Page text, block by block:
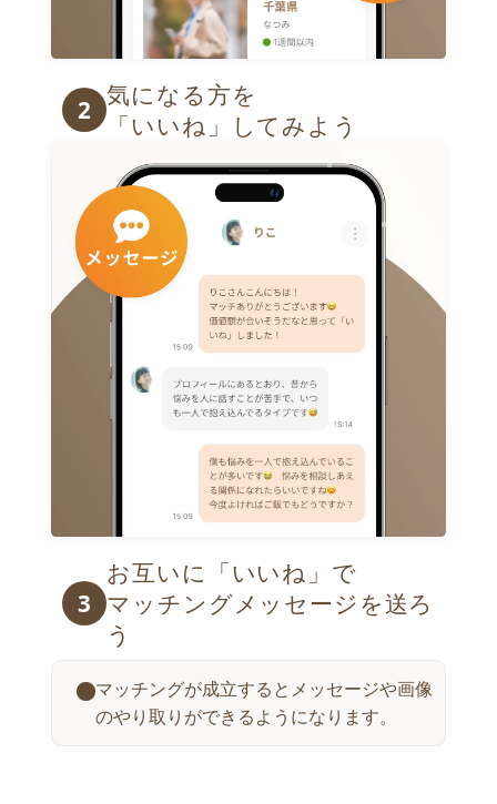
2 気になる方を
「いいね」してみよう
3
お互いに「いいね」で
マッチングメッセージを送ろ
う
マッチングが成立するとメッセージや画像
のやり取りができるようになります。